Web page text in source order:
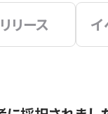
リース イ